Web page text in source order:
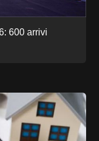
600 arrivi